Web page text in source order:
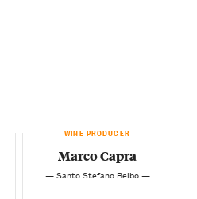
WINE PRODUCER
Marco Capra
— Santo Stefano Belbo —